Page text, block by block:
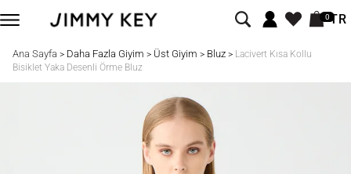
0TR
Ana Sayfa > Daha Fazla Giyim > Üst Giyim > Bluz> Lacivert Kısa Kollu
Bisiklet Yaka Desenli Örme Bluz